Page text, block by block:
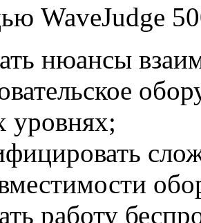
WaveJudge
нюансы
уровнях;
работу